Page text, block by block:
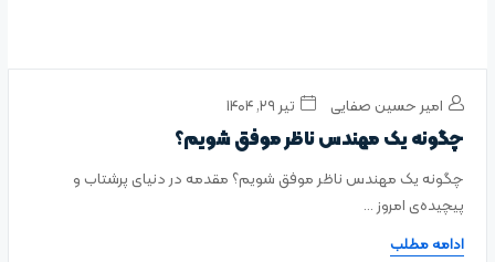
امیر حسین صفایی تیر ۲۹, ۱۴۰۴
چگونه یک مهندس ناظر موفق شویم؟
چگونه یک مهندس ناظر موفق شویم؟ مقدمه‌ در دنیای پرشتاب و
پیچیده‌ی امروز ...
ادامه مطلب